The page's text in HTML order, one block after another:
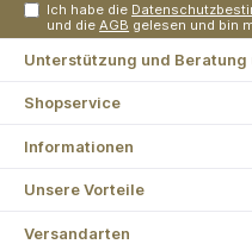
Ich habe die
und dieAGB gelesen und bin
Unterstützung und Beratung
Shopservice
Informationen
Unsere Vorteile
Versandarten